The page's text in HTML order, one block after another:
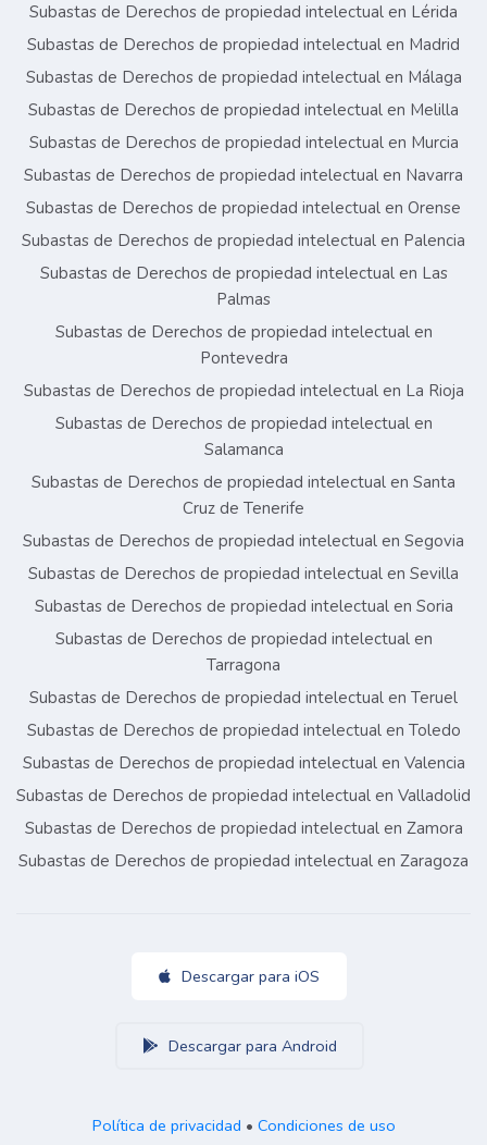
Subastas de Derechos de propiedad intelectual en Lérida
Subastas de Derechos de propiedad intelectual en Madrid
Subastas de Derechos de propiedad intelectual en Málaga
Subastas de Derechos de propiedad intelectual en Melilla
Subastas de Derechos de propiedad intelectual en Murcia
Subastas de Derechos de propiedad intelectual en Navarra
Subastas de Derechos de propiedad intelectual en Orense
Subastas de Derechos de propiedad intelectual en Palencia
Subastas de Derechos de propiedad intelectual en Las
Palmas
Subastas de Derechos de propiedad intelectual en
Pontevedra
Subastas de Derechos de propiedad intelectual en La Rioja
Subastas de Derechos de propiedad intelectual en
Salamanca
Subastas de Derechos de propiedad intelectual en Santa
Cruz de Tenerife
Subastas de Derechos de propiedad intelectual en Segovia
Subastas de Derechos de propiedad intelectual en Sevilla
Subastas de Derechos de propiedad intelectual en Soria
Subastas de Derechos de propiedad intelectual en
Tarragona
Subastas de Derechos de propiedad intelectual en Teruel
Subastas de Derechos de propiedad intelectual en Toledo
Subastas de Derechos de propiedad intelectual en Valencia
Subastas de Derechos de propiedad intelectual en Valladolid
Subastas de Derechos de propiedad intelectual en Zamora
Subastas de Derechos de propiedad intelectual en Zaragoza
Descargar para iOS
Descargar para Android
Política de privacidad • Condiciones de uso